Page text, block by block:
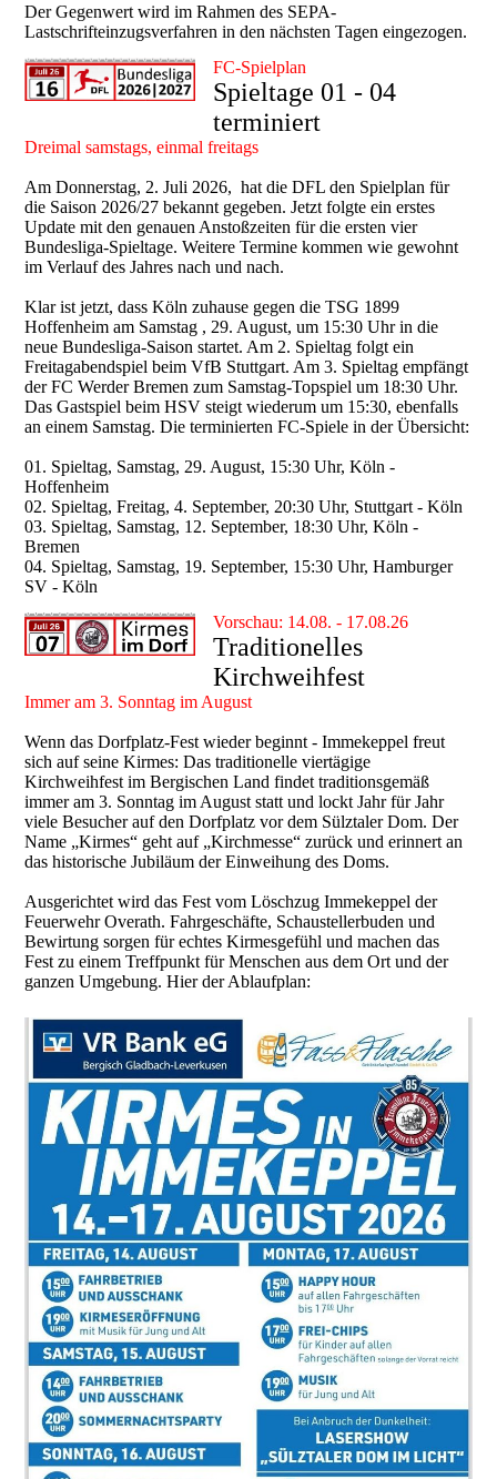
Der Gegenwert wird im Rahmen des SEPA-
Lastschrifteinzugsverfahren in den nächsten Tagen eingezogen.
FC-Spielplan
Spieltage 01 - 04
terminiert
Dreimal samstags, einmal freitags
Am Donnerstag, 2. Juli 2026, hat die DFL den Spielplan für
die Saison 2026/27 bekannt gegeben. Jetzt folgte ein erstes
Update mit den genauen Anstoßzeiten für die ersten vier
Bundesliga-Spieltage. Weitere Termine kommen wie gewohnt
im Verlauf des Jahres nach und nach.
Klar ist jetzt, dass Köln zuhause gegen die TSG 1899
Hoffenheim am Samstag , 29. August, um 15:30 Uhr in die
neue Bundesliga-Saison startet. Am 2. Spieltag folgt ein
Freitagabendspiel beim VfB Stuttgart. Am 3. Spieltag empfängt
der FC Werder Bremen zum Samstag-Topspiel um 18:30 Uhr.
Das Gastspiel beim HSV steigt wiederum um 15:30, ebenfalls
an einem Samstag. Die terminierten FC-Spiele in der Übersicht:
01. Spieltag, Samstag, 29. August, 15:30 Uhr, Köln -
Hoffenheim
02. Spieltag, Freitag, 4. September, 20:30 Uhr, Stuttgart - Köln
03. Spieltag, Samstag, 12. September, 18:30 Uhr, Köln -
Bremen
04. Spieltag, Samstag, 19. September, 15:30 Uhr, Hamburger
SV - Köln
Vorschau: 14.08. - 17.08.26
Traditionelles
Kirchweihfest
Immer am 3. Sonntag im August
Wenn das Dorfplatz-Fest wieder beginnt - Immekeppel freut
sich auf seine Kirmes: Das traditionelle viertägige
Kirchweihfest im Bergischen Land findet traditionsgemäß
immer am 3. Sonntag im August statt und lockt Jahr für Jahr
viele Besucher auf den Dorfplatz vor dem Sülztaler Dom. Der
Name „Kirmes“ geht auf „Kirchmesse“ zurück und erinnert an
das historische Jubiläum der Einweihung des Doms.
Ausgerichtet wird das Fest vom Löschzug Immekeppel der
Feuerwehr Overath. Fahrgeschäfte, Schaustellerbuden und
Bewirtung sorgen für echtes Kirmesgefühl und machen das
Fest zu einem Treffpunkt für Menschen aus dem Ort und der
ganzen Umgebung. Hier der Ablaufplan: